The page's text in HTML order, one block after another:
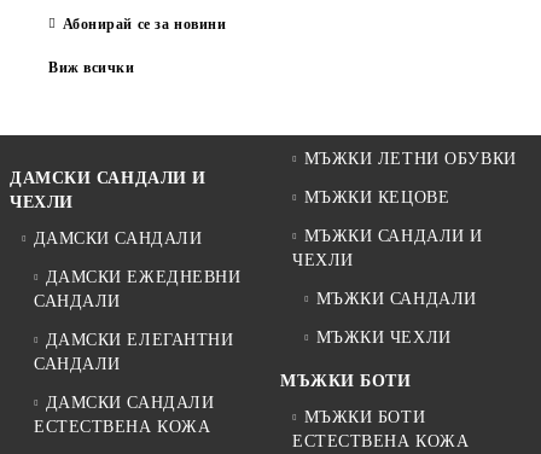
Абонирай се за новини
Виж всички
ДАМСКИ САНДАЛИ И
ЧЕХЛИ
ДАМСКИ САНДАЛИ
ДАМСКИ ЕЖЕДНЕВНИ
САНДАЛИ
ДАМСКИ ЕЛЕГАНТНИ
САНДАЛИ
ДАМСКИ САНДАЛИ
ЕСТЕСТВЕНА КОЖА
МЪЖКИ ЛЕТНИ ОБУВКИ
МЪЖКИ КЕЦОВЕ
МЪЖКИ САНДАЛИ И
ЧЕХЛИ
МЪЖКИ САНДАЛИ
МЪЖКИ ЧЕХЛИ
МЪЖКИ БОТИ
МЪЖКИ БОТИ
ЕСТЕСТВЕНА КОЖА